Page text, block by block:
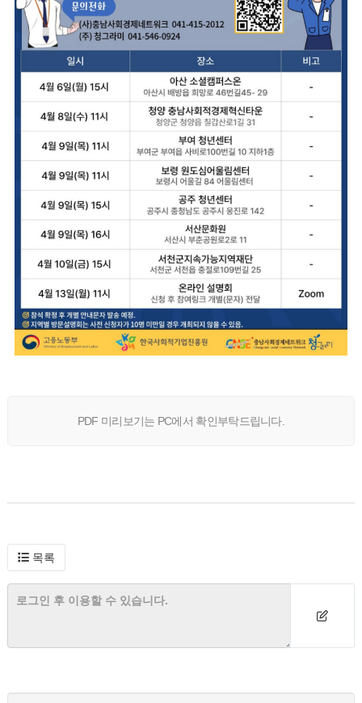
PDF 미리보기는 PC에서 확인부탁드립니다.
목록